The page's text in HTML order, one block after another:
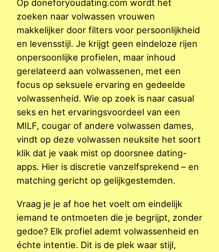
Op doneforyoudating.com wordt het
zoeken naar volwassen vrouwen
makkelijker door filters voor persoonlijkheid
en levensstijl. Je krijgt geen eindeloze rijen
onpersoonlijke profielen, maar inhoud
gerelateerd aan volwassenen, met een
focus op seksuele ervaring en gedeelde
volwassenheid. Wie op zoek is naar casual
seks en het ervaringsvoordeel van een
MILF, cougar of andere volwassen dames,
vindt op deze volwassen neuksite het soort
klik dat je vaak mist op doorsnee dating-
apps. Hier is discretie vanzelfsprekend – en
matching gericht op gelijkgestemden.
Vraag je je af hoe het voelt om eindelijk
iemand te ontmoeten die je begrijpt, zonder
gedoe? Elk profiel ademt volwassenheid en
échte intentie. Dit is de plek waar stijl,